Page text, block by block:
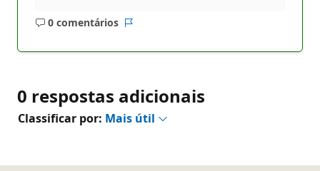
0 comentários
Sem
0 respostas adicionais
Classificar por: Mais útil